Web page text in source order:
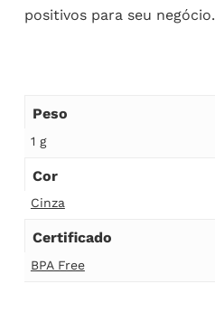
positivos para seu negócio.
Peso
1 g
Cor
Cinza
Certificado
BPA Free